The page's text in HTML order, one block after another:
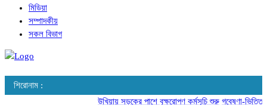
মিডিয়া
সম্পাদকীয়
সকল বিভাগ
শিরোনাম :
উখিয়ায় সড়কের পাশে বৃক্ষরোপণ কর্মসূচি শুরু গবেষণা-ভিত্তিক